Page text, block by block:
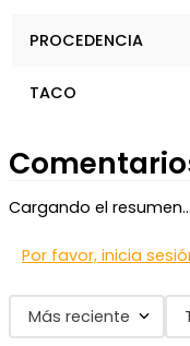
PROCEDENCIA
TACO
Cargando el resumen…
Por favor, inicia
Más reciente